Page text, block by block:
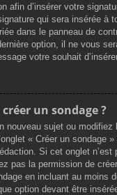
afin d’insérer votre
qui sera insérée à
dans le panneau de
option, il ne vous
votre souhait
un sondage ?
nouveau sujet ou modifiez
« Créer un sondage
Si cet onglet
pas la permission de
en incluant au moins
option devant être